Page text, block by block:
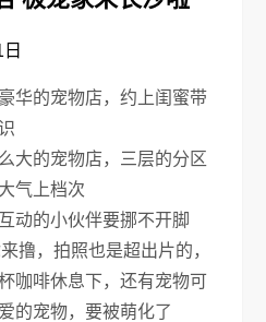
华的宠物店，约上闺蜜带
大的宠物店，三层的分区
气上档次
动的小伙伴要挪不开脚
撸，拍照也是超出片的，
咖啡休息下，还有宠物可
的宠物，要被萌化了